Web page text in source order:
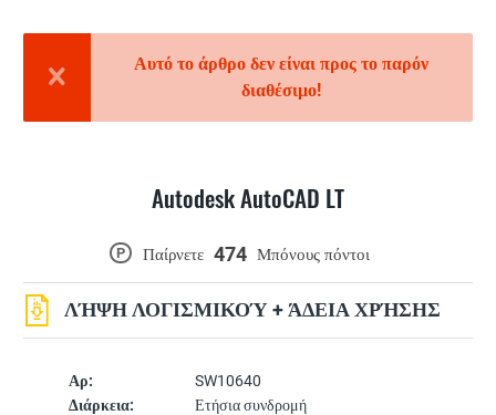
Αυτό το άρθρο δεν είναι προς το παρόν
διαθέσιμο!
Autodesk AutoCAD LT
Αρ:
SW10640
Διάρκεια:
Ετήσια συνδρομή
P Παίρνετε 474 Μπόνους πόντοι
ΛΉΨΗ ΛΟΓΙΣΜΙΚΟΎ + ΆΔΕΙΑ ΧΡΉΣΗΣ